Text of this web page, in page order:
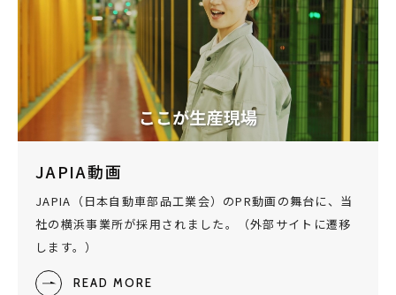
JAPIA動画
JAPIA（日本自動車部品工業会）のPR動画の舞台に、当
社の横浜事業所が採用されました。（外部サイトに遷移
します。）
READ MORE